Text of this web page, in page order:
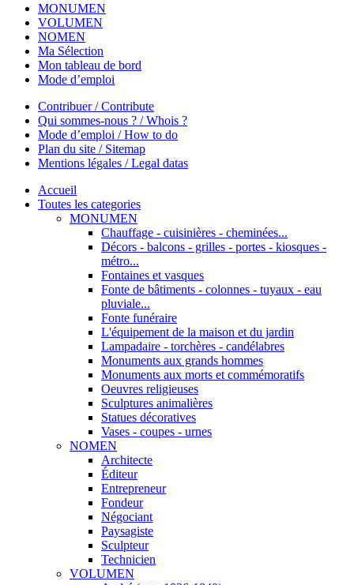
MONUMEN
VOLUMEN
NOMEN
Ma Sélection
Mon tableau de bord
Mode d’emploi
Contribuer / Contribute
Qui sommes-nous ? / Whois ?
Mode d’emploi / How to do
Plan du site / Sitemap
Mentions légales / Legal datas
Accueil
Toutes les categories
MONUMEN
Chauffage - cuisinières - cheminées...
Décors - balcons - grilles - portes - kiosques -
métro...
Fontaines et vasques
Fonte de bâtiments - colonnes - tuyaux - eau
pluviale...
Fonte funéraire
L'équipement de la maison et du jardin
Lampadaire - torchères - candélabres
Monuments aux grands hommes
Monuments aux morts et commémoratifs
Oeuvres religieuses
Sculptures animalières
Statues décoratives
Vases - coupes - urnes
NOMEN
Architecte
Éditeur
Entrepreneur
Fondeur
Négociant
Paysagiste
Sculpteur
Technicien
VOLUMEN